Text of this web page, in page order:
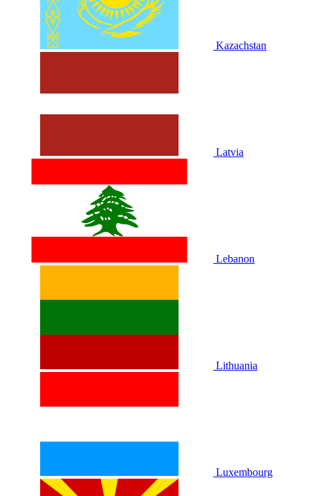
Kazachstan
Latvia
Lebanon
Lithuania
Luxembourg